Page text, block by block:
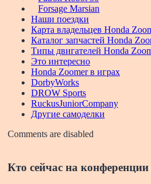
Forsage Marsian
Наши поездки
Карта владельцев Honda
Каталог запчастей Honda
Типы двигателей Honda
Это интересно
Honda Zoomer в играх
DorbyWorks
DROW Sports
RuckusJuniorCompany
Другие самоделки
Comments are disabled
Кто сейчас на конференции